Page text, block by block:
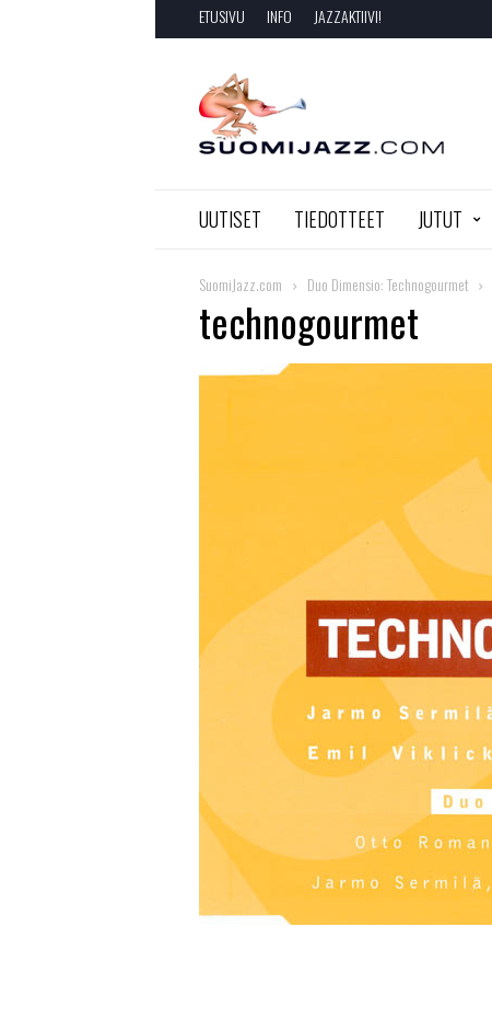
ETUSIVU INFO JAZZAKTIIVI!
SuomiJazz.com
UUTISET TIEDOTTEET JUTUT
SuomiJazz.com Duo Dimensio: Technogourmet
technogourmet